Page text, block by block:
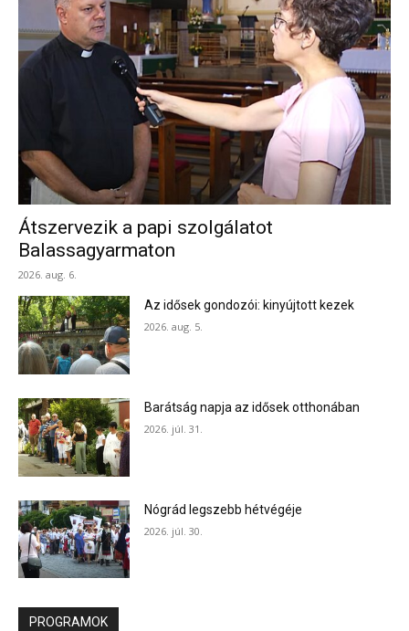
Átszervezik a papi szolgálatot
Balassagyarmaton
2026. aug. 6.
Az idősek gondozói: kinyújtott kezek
2026. aug. 5.
Barátság napja az idősek otthonában
2026. júl. 31.
Nógrád legszebb hétvégéje
2026. júl. 30.
PROGRAMOK